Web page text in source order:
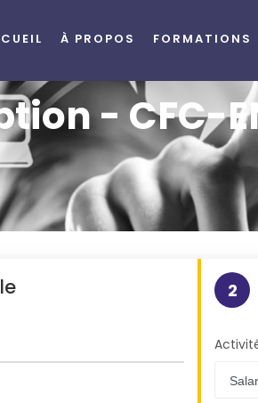
- CFC-
2
À PROPOS FORMATIONS